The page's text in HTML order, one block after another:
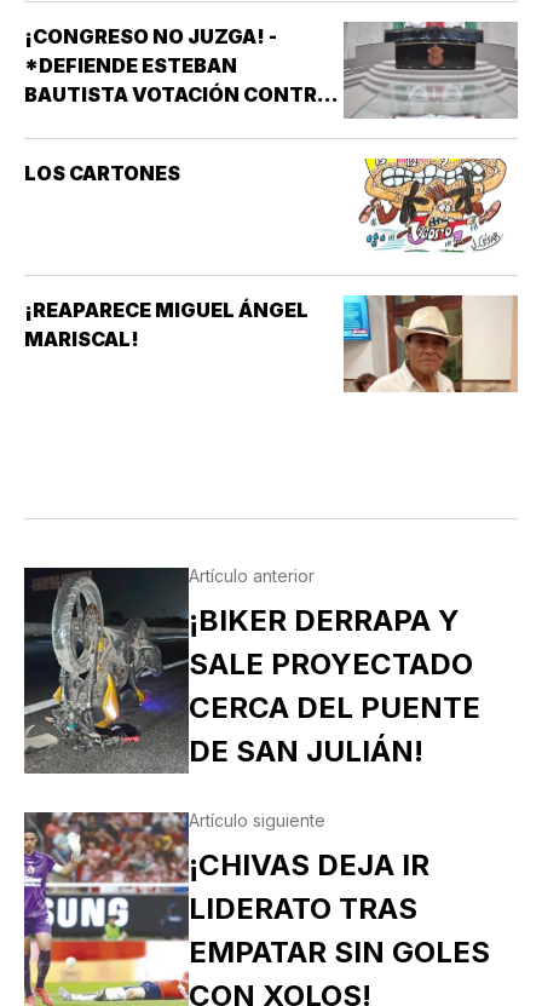
¡CONGRESO NO JUZGA! -
*DEFIENDE ESTEBAN
BAUTISTA VOTACIÓN CONTRA
LOS CARTONES
¡REAPARECE MIGUEL ÁNGEL
MARISCAL!
Artículo anterior
¡BIKER DERRAPA Y
SALE PROYECTADO
CERCA DEL PUENTE
DE SAN JULIÁN!
Artículo siguiente
¡CHIVAS DEJA IR
LIDERATO TRAS
EMPATAR SIN GOLES
CON XOLOS!